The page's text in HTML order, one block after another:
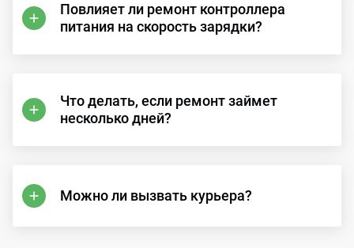
Повлияет ли ремонт контроллера
питания на скорость зарядки?
Что делать, если ремонт займет
несколько дней?
Можно ли вызвать курьера?